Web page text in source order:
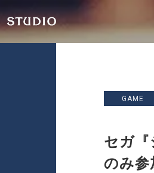
GAME
セガ
のみ参